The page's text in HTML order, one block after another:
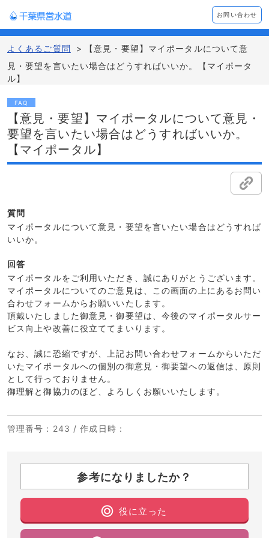
お問い合わせ
よくあるご質問 >
【意見・要望】マイポータルについて意
見・要望を言いたい場合はどうすればいいか。【マイポータ
ル】
FAQ
【意見・要望】マイポータルについて意見・
要望を言いたい場合はどうすればいいか。
【マイポータル】
質問
マイポータルについて意見・要望を言いたい場合はどうすれば
いいか。
回答
マイポータルをご利用いただき、誠にありがとうございます。
マイポータルについてのご意見は、この画面の上にあるお問い
合わせフォームからお願いいたします。
頂戴いたしました御意見・御要望は、今後のマイポータルサー
ビス向上や改善に役立ててまいります。
なお、誠に恐縮ですが、上記お問い合わせフォームからいただ
いたマイポータルへの個別の御意見・御要望への返信は、原則
として行っておりません。
御理解と御協力のほど、よろしくお願いいたします。
管理番号 ：243 /作成日時 ：
参考になりましたか？
役に立った